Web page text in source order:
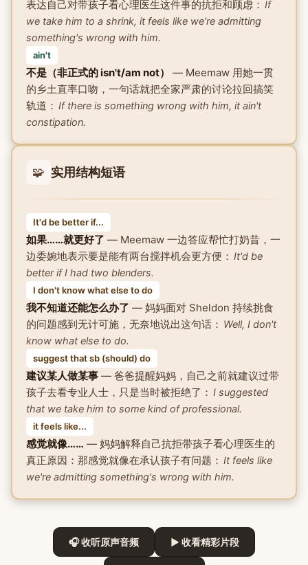
表达自己对带孩子看心理医生这件事的抗拒和顾虑： If
we take him to a shrink, it feels like we're admitting
something's wrong with him.
ain't
不是（非正式的 isn't/am not）
— Meemaw 用她一贯
的乡土直率口吻，一句话就把全家严肃的讨论拉回搞笑
轨道： If there is something wrong with him, it ain't
constipation.
🧩 实用结构短语
It'd be better if...
如果……就更好了 — Meemaw 一边答应帮忙打奶昔，一
边委婉地表示要是能有两台搅拌机会更方便： It'd be
better if I had two blenders.
I don't know what else to do
我不知道还能怎么办了 — 妈妈面对 Sheldon 持续挑食
的问题感到无计可施，无奈地说出这句话： Well, I don't
know what else to do.
suggest that sb (should) do
建议某人做某事— 爸爸提醒妈妈，自己之前就建议过带
孩子去看专业人士，只是当时被拒绝了： I suggested
that we take him to some kind of professional.
it feels like...
感觉就像…… — 妈妈解释自己抗拒带孩子看心理医生的
真正原因：那感觉就像在承认孩子有问题： It feels like
we're admitting something's wrong with him.
🎧 收听原声音频 ▶ 收看精彩片段